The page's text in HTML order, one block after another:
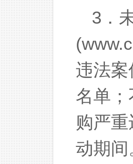
3．
违法案
名单；
购严
动期间